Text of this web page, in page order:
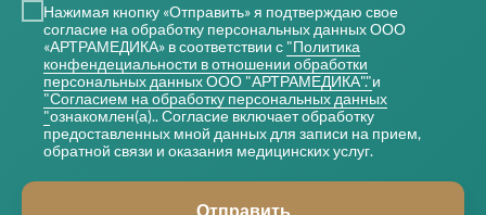
Нажимая кнопку «Отправить» я подтверждаю свое
согласие на обработку персональных данных ООО
«АРТРАМЕДИКА» в соответствии с "Политика
конфендециальности в отношении обработки
персональных данных ООО "АРТРАМЕДИКА"."и
"Согласием на обработку персональных данных
"ознакомлен(а).. Согласие включает обработку
предоставленных мной данных для записи на прием,
обратной связи и оказания медицинских услуг.
Отправить